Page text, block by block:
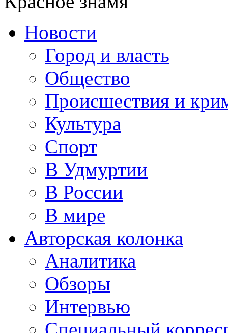
Новости
Город и власть
Общество
Происшествия и
Культура
Спорт
В Удмуртии
В России
В мире
Авторская колонка
Аналитика
Обзоры
Интервью